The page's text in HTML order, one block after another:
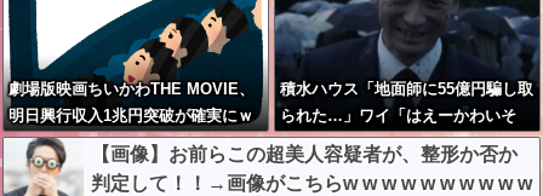
劇場版映画ちいかわTHE MOVIE、
明日興行収入1兆円突破が確実にｗ
ｗｗｗｗｗｗｗｗｗｗｗｗ
積水ハウス「地面師に55億円騙し取
られた…」ワイ「はえーかわいそ
う…会社滅茶苦茶やろなぁ」→
【画像】お前らこの超美人容疑者が、整形か否か
判定して！！→画像がこちらw w w w w w w w w w